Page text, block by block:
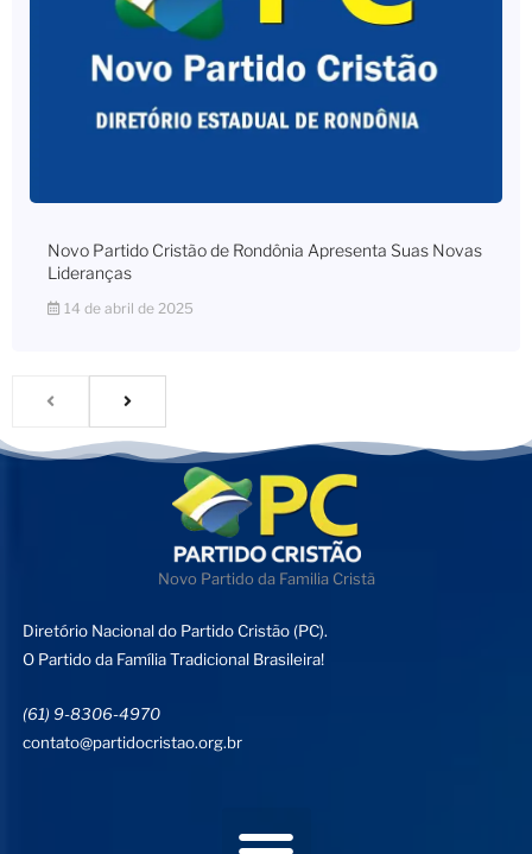
Novo Partido Cristão de Rondônia Apresenta Suas Novas
Lideranças
14 de abril de 2025
Novo Partido da Familia Cristã
Diretório Nacional do Partido Cristão (PC).
O Partido da Família Tradicional Brasileira!
(61) 9-8306-4970
contato@partidocristao.org.br